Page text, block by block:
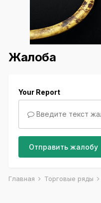
Жалоба
Your Report
Введите текст
Отправить жалобу
Главная Торговые ряды